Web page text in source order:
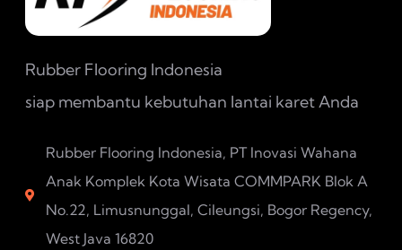
Rubber Flooring Indonesia
siap membantu kebutuhan lantai karet Anda
Rubber Flooring Indonesia, PT Inovasi Wahana
Anak Komplek Kota Wisata COMMPARK Blok A
No.22, Limusnunggal, Cileungsi, Bogor Regency,
West Java 16820